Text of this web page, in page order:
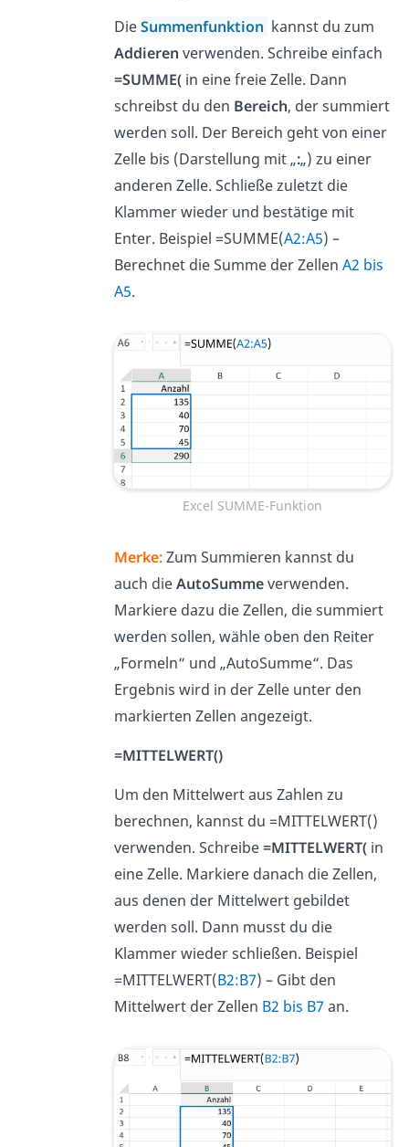
DieSummenfunktion kannst du zum
Addieren verwenden. Schreibe einfach
=SUMME(in eine freie Zelle. Dann
schreibst du den Bereich, der summiert
werden soll. Der Bereich geht von einer
Zelle bis (Darstellung mit „:„) zu einer
anderen Zelle. Schließe zuletzt die
Klammer wieder und bestätige mit
Enter. Beispiel =SUMME(A2:A5) –
Berechnet die Summe der Zellen A2 bis
A5.
Excel SUMME-Funktion
Merke:Zum Summieren kannst du
auch dieAutoSummeverwenden.
Markiere dazu die Zellen, die summiert
werden sollen, wähle oben den Reiter
„Formeln“ und „AutoSumme“. Das
Ergebnis wird in der Zelle unter den
markierten Zellen angezeigt.
=MITTELWERT()
Um den Mittelwert aus Zahlen zu
berechnen, kannst du =MITTELWERT()
verwenden. Schreibe=MITTELWERT(in
eine Zelle. Markiere danach die Zellen,
aus denen der Mittelwert gebildet
werden soll. Dann musst du die
Klammer wieder schließen. Beispiel
=MITTELWERT(B2:B7) – Gibt den
Mittelwert der Zellen B2 bis B7 an.